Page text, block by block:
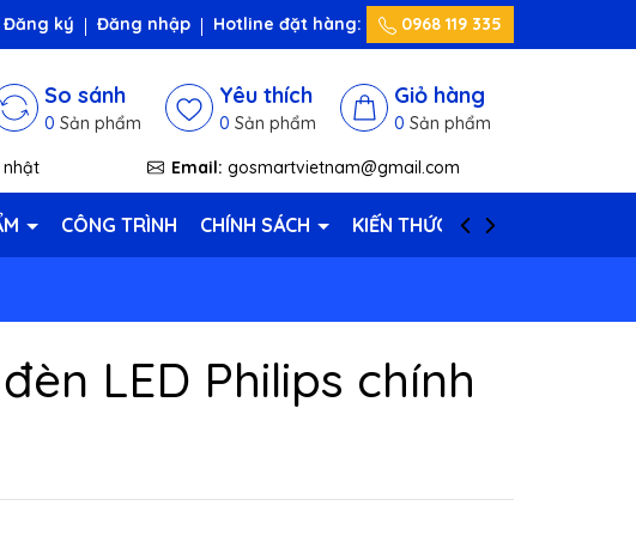
Đăng ký Đăng nhập Hotline đặt hàng: 0968 119 335
So sánh
0 Sản phẩm
Yêu thích
0 Sản phẩm
Giỏ hàng
0 Sản phẩm
nhật Email: gosmartvietnam@gmail.com
CÔNG TRÌNH CHÍNH SÁCH KIẾN THỨC HAY
LED Philips chính